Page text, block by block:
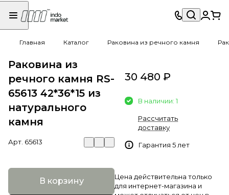
Главная Каталог Раковина из речного камня
Раковина из
речного камня RS-
65613 42*36*15 из
натурального
камня
Арт. 65613
В корзину
30 480 ₽
В наличии: 1
Рассчитать
доставку
Гарантия 5 лет
Цена действительна только
для интернет-магазина и